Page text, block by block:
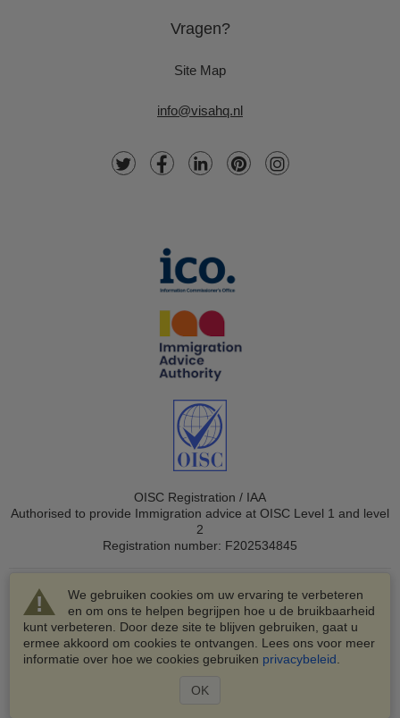
We gebruiken cookies om uw ervaring te verbeteren
en om ons te helpen begrijpen hoe u de bruikbaarheid
kunt verbeteren. Door deze site te blijven gebruiken, gaat u
ermee akkoord om cookies te ontvangen. Lees ons voor meer
informatie over hoe we cookies gebruiken privacybeleid
OK
Vragen?
Site Map
info@visahq.nl
OISC Registration / IAA
Authorised to provide Immigration advice at OISC Level 1 and level
2
Registration number: F202534845
© 2003-2026 VisaHQ.com, Inc. Alle rechten voorbehouden.
VisaHQ en het VisaHQ-logo zijn geregistreerde
handelsmerken van VisaHQ.com, Inc.